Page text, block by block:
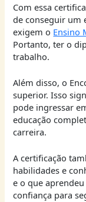
Com essa
de conseguir um
exigem o Ensino
Portanto, ter o
trabalho.
Além disso, o
superior. Isso
pode ingressar
educação
carreira.
A certificação
habilidades e
e o que
confiança para